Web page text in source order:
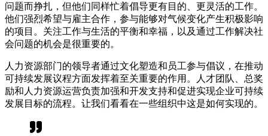
问题而挣扎，但他们同样忙着倡导更有目的、更灵活的工作。
他们强烈希望与雇主合作，参与能够对气候变化产生积极影响
的项目。关注工作与生活的平衡和幸福，以及通过工作解决社
会问题的机会是很重要的。
人力资源部门的领导者通过文化塑造和员工参与倡议，在推动
可持续发展议程方面发挥着至关重要的作用。人才团队、总奖
励和人力资源运营负责加强和开发支持和促进实现企业可持续
发展目标的流程。让我们看看在一些组织中这是如何实现的。